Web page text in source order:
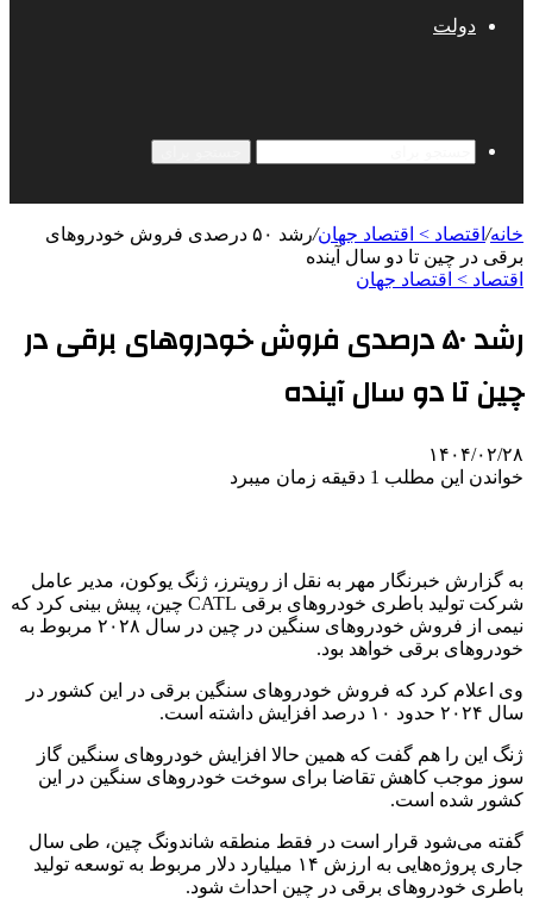
دولت
خانه/ اقتصاد > اقتصاد جهان/
رشد ۵۰ درصدی فروش خودروهای
برقی در چین تا دو سال آینده
اقتصاد > اقتصاد جهان
رشد ۵۰ درصدی فروش خودروهای برقی در
چین تا دو سال آینده
۱۴۰۴/۰۲/۲۸
خواندن این مطلب 1 دقیقه زمان میبرد
به گزارش خبرنگار مهر به نقل از رویترز، ژنگ یوکون، مدیر عامل
شرکت تولید باطری خودروهای برقی CATL چین، پیش بینی کرد که
نیمی از فروش خودروهای سنگین در چین در سال ۲۰۲۸ مربوط به
خودروهای برقی خواهد بود.
وی اعلام کرد که فروش خودروهای سنگین برقی در این کشور در
سال ۲۰۲۴ حدود ۱۰ درصد افزایش داشته است.
ژنگ این را هم گفت که همین حالا افزایش خودروهای سنگین گاز
سوز موجب کاهش تقاضا برای سوخت خودروهای سنگین در این
کشور شده است.
گفته می‌شود قرار است در فقط منطقه شاندونگ چین، طی سال
جاری پروژه‌هایی به ارزش ۱۴ میلیارد دلار مربوط به توسعه تولید
باطری خودروهای برقی در چین احداث شود.